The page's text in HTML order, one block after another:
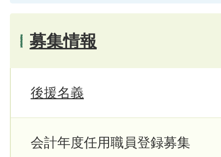
募集情報
後援名義
会計年度任用職員登録募集